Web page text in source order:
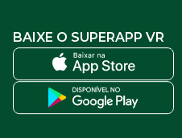
BAIXE O SUPERAPP VR